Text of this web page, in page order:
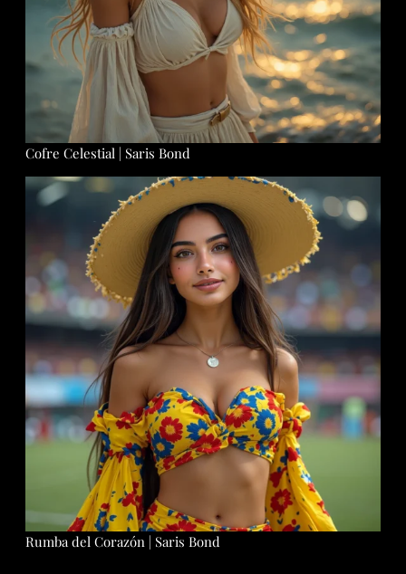
Cofre Celestial | Saris Bond
Rumba del Corazón | Saris Bond